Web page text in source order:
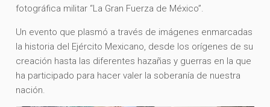
fotográfica militar “La Gran Fuerza de México”.
Un evento que plasmó a través de imágenes enmarcadas
la historia del Ejército Mexicano, desde los orígenes de su
creación hasta las diferentes hazañas y guerras en la que
ha participado para hacer valer la soberanía de nuestra
nación.